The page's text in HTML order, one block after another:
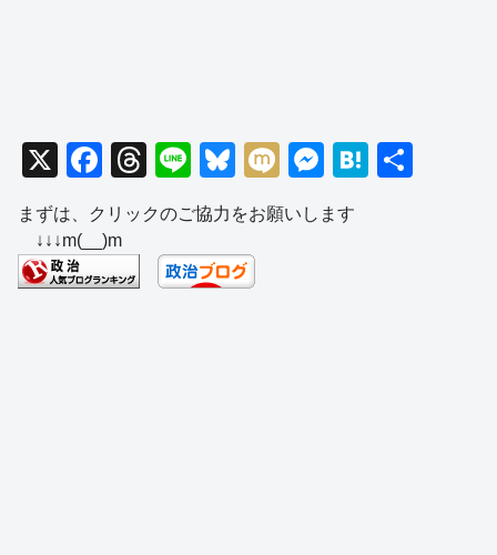
X
F
a
c
e
b
T
hr
e
a
d
Li
n
e
Bl
u
e
sk
y
M
ixi
M
e
ss
H
まずは、クリックのご協力をお願いします
↓↓↓m(__)m